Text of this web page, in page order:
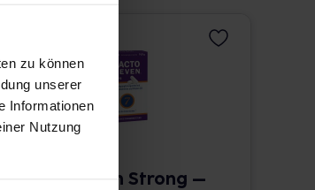
zu können
unserer
Informationen
Nutzung
Lacto Seven Strong –